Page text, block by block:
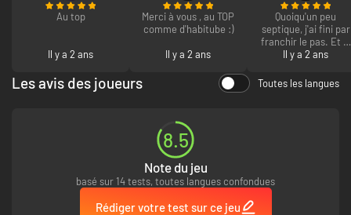
Au top
Il y a 2 ans
Merci à vous , au TOP
comme d'habitube :)
Il y a 2 ans
Quoiqu'un peu
septique, j'ai fini par
franchir le pas. Et je
suis totalement
Il y a 2 ans
Les avis des joueurs Toutes les langues
8.5
Note du jeu
basé sur 14 tests, toutes langues confondues
Rédiger votre test sur ce jeu